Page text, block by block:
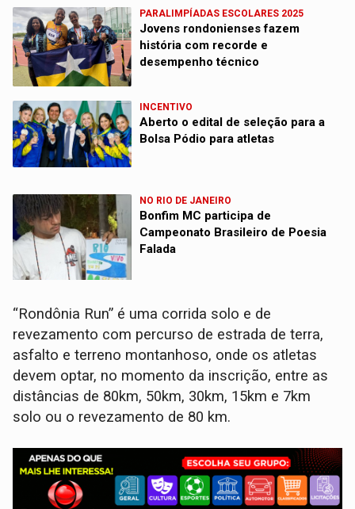
PARALIMPÍADAS ESCOLARES 2025
Jovens rondonienses fazem
história com recorde e
desempenho técnico
INCENTIVO
Aberto o edital de seleção para a
Bolsa Pódio para atletas
NO RIO DE JANEIRO
Bonfim MC participa de
Campeonato Brasileiro de Poesia
Falada
“Rondônia Run” é uma corrida solo e de
revezamento com percurso de estrada de terra,
asfalto e terreno montanhoso, onde os atletas
devem optar, no momento da inscrição, entre as
distâncias de 80km, 50km, 30km, 15km e 7km
solo ou o revezamento de 80 km.